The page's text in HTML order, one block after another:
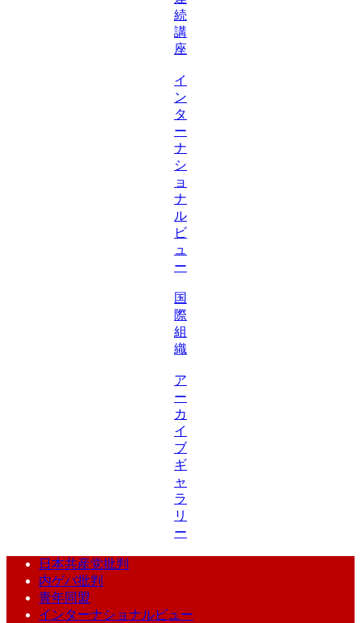
続
講
座
イ
ン
タ
ー
ナ
シ
ョ
ナ
ル
ビ
ュ
ー
国
際
組
織
ア
ー
カ
イ
ブ
ギ
ャ
ラ
リ
ー
日本共産党批判
内ゲバ批判
青年同盟
インターナショナルビュー